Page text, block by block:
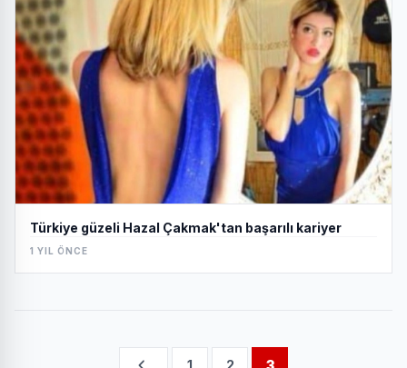
Türkiye güzeli Hazal Çakmak'tan başarılı kariyer
1 YIL ÖNCE
1 2 3